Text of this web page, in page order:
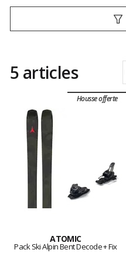
5 articles
Housse offerte
ATOMIC
Pack Ski Alpin Bent Decode + Fix